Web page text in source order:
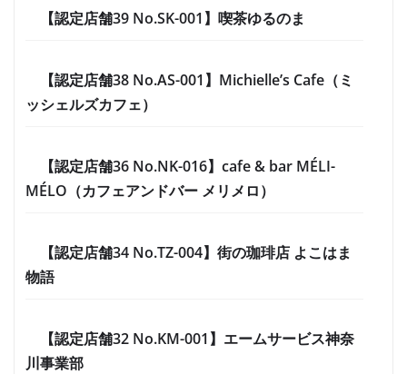
【認定店舗39 No.SK-001】喫茶ゆるのま
【認定店舗38 No.AS-001】Michielle’s Cafe（ミ
ッシェルズカフェ）
【認定店舗36 No.NK-016】cafe & bar MÉLI-
MÉLO（カフェアンドバー メリメロ）
【認定店舗34 No.TZ-004】街の珈琲店 よこはま
物語
【認定店舗32 No.KM-001】エームサービス神奈
川事業部